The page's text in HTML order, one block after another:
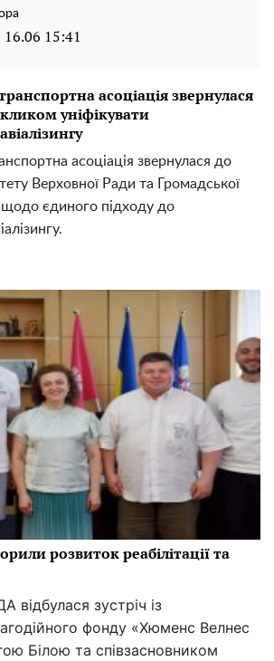
16.06 15:41
асоціація звернулася
уніфікувати
асоціація звернулася до
Верховної Ради та Громадської
щодо єдиного підходу до
розвиток реабілітації та
відбулася зустріч із
фонду «Хюменс Велнес
Білою та співзасновником